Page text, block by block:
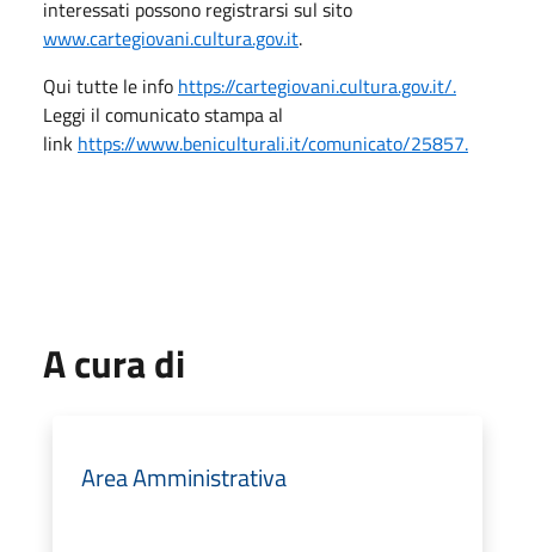
interessati possono registrarsi sul sito
www.cartegiovani.cultura.gov.it.
Qui tutte le info https://cartegiovani.cultura.gov.it/.
Leggi il comunicato stampa al
link https://www.beniculturali.it/comunicato/25857.
A cura di
Area Amministrativa